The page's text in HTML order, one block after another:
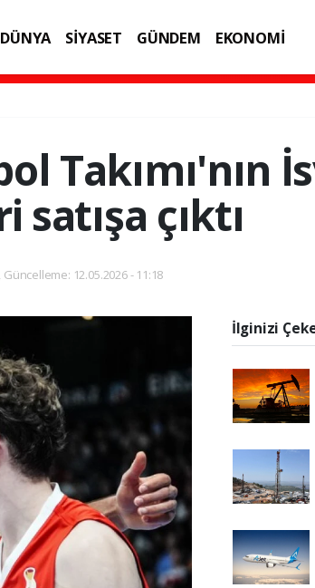
DÜNYA SİYASET GÜNDEM
EKONOMİ
Takımı'nın
çıktı
Güncelleme: 12.05.2026 - 11:18
İlginizi